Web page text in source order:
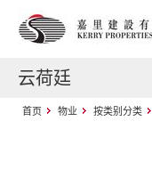
云荷廷
首页 物业 按类别分类